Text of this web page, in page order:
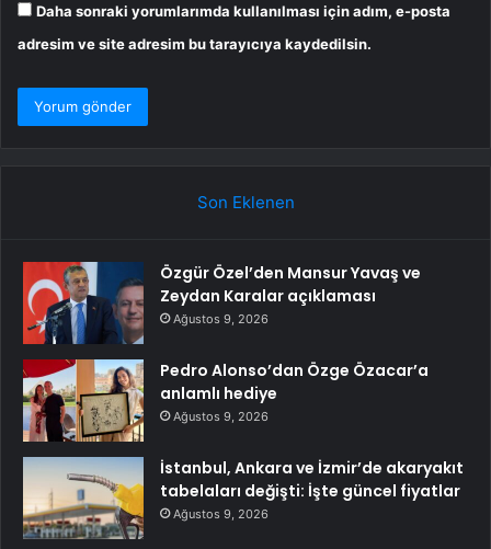
Daha sonraki yorumlarımda kullanılması için adım, e-posta
adresim ve site adresim bu tarayıcıya kaydedilsin.
Son Eklenen
Özgür Özel’den Mansur Yavaş ve
Zeydan Karalar açıklaması
Ağustos 9, 2026
Pedro Alonso’dan Özge Özacar’a
anlamlı hediye
Ağustos 9, 2026
İstanbul, Ankara ve İzmir’de akaryakıt
tabelaları değişti: İşte güncel fiyatlar
Ağustos 9, 2026